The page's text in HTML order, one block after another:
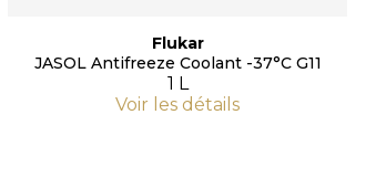
Flukar
JASOL Antifreeze Coolant -37°C G11
1 L
Voir les détails